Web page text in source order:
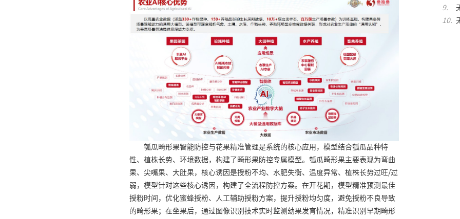
瓠瓜畸形果智能防控与花果精准管理是系统的核心应用，模型结合瓠瓜品种特
性、植株长势、环境数据，构建了畸形果防控专属模型。瓠瓜畸形果主要表现为弯曲
果、尖嘴果、大肚果，核心诱因是授粉不均、水肥失衡、温度异常、植株长势过旺/过
弱，模型针对这些核心诱因，构建了全流程防控方案。在开花期，模型精准预测最佳
授粉时间，优化蜜蜂授粉、人工辅助授粉方案，提升授粉均匀度，避免授粉不良导致
的畸形果；在坐果后，通过图像识别技术实时监测幼果发育情况，精准识别早期畸形